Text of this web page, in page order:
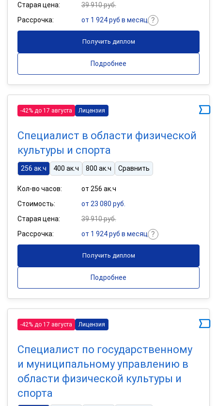
Старая цена:
39 910 руб.
Рассрочка:
от 1 924 руб в месяц
Получить диплом
Подробнее
-42% до 17 августа Лицензия
Специалист в области физической
культуры и спорта
256 ак.ч 400 ак.ч 800 ак.ч Сравнить
Кол-во часов:
от 256 ак.ч
Стоимость:
от 23 080 руб.
Старая цена:
39 910 руб.
Рассрочка:
от 1 924 руб в месяц
Получить диплом
Подробнее
-42% до 17 августа Лицензия
Специалист по государственному
и муниципальному управлению в
области физической культуры и
спорта